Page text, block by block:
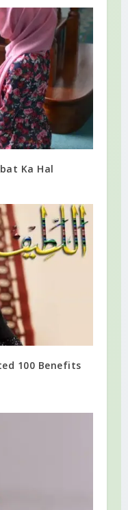
Ka Hal
100 Benefits